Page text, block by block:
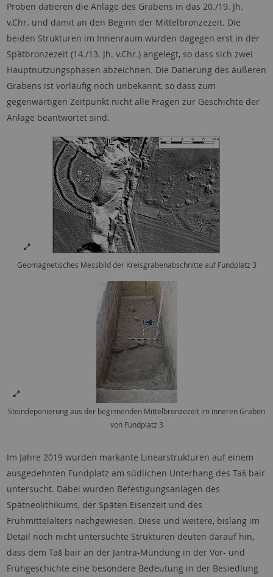
Proben datieren die Anlage des Grabens in das 20./19. Jh.
v.Chr. und damit an den Beginn der Mittelbronzezeit. Die
beiden Strukturen im Innenraum wurden dagegen erst in der
Spätbronzezeit (14./13. Jh. v.Chr.) angelegt, so dass sich zwei
Hauptnutzungsphasen abzeichnen. Die Datierung des äußeren
Grabens ist vorläufig noch unbekannt, so dass zum
gegenwärtigen Zeitpunkt nicht alle Fragen zur Geschichte der
Anlage beantwortet sind.
Geomagnetisches Messbild der Kreisgrabenabschnitte auf Fundplatz 3
Steindeponierung aus der beginnenden Mittelbronzezeit im inneren Graben
von Fundplatz 3
Im Jahre 2019 wurden markante Linearstrukturen auf einem
ausgedehnten Fundplatz am südlichen Unterhang des Taš bair
untersucht. Dabei wurden Befestigungsanlagen des
Spätneolithikums, der Späten Eisenzeit und des
Frühmittelalters nachgewiesen. Diese und weitere, bislang im
Detail noch nicht untersuchte Strukturen deuten darauf hin,
dass dem Taš bair an der Jantra-Mündung in der Vor- und
Frühgeschichte eine besondere Bedeutung in der Besiedlung